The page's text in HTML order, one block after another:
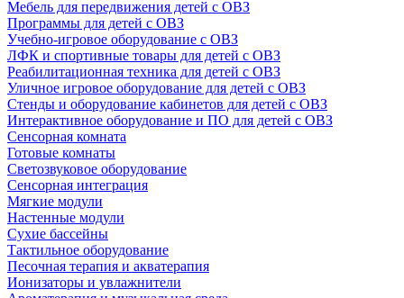
Мебель для передвижения детей с ОВЗ
Программы для детей с ОВЗ
Учебно-игровое оборудование с ОВЗ
ЛФК и спортивные товары для детей с ОВЗ
Реабилитационная техника для детей с ОВЗ
Уличное игровое оборудование для детей с ОВЗ
Стенды и оборудование кабинетов для детей с ОВЗ
Интерактивное оборудование и ПО для детей с ОВЗ
Сенсорная комната
Готовые комнаты
Светозвуковое оборудование
Сенсорная интеграция
Мягкие модули
Настенные модули
Сухие бассейны
Тактильное оборудование
Песочная терапия и акватерапия
Ионизаторы и увлажнители